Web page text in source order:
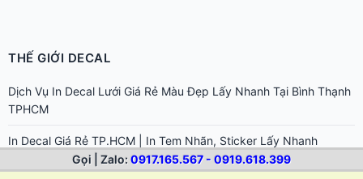
Gọi | Zalo:0917.165.567 - 0919.618.399
THẾ GIỚI DECAL
Dịch Vụ In Decal Lưới Giá Rẻ Màu Đẹp Lấy Nhanh Tại Bình Thạnh
TPHCM
In Decal Giá Rẻ TP.HCM | In Tem Nhãn, Sticker Lấy Nhanh
Hướng dẫn chọn dung môi tẩy keo cho từng loại bề mặt khác